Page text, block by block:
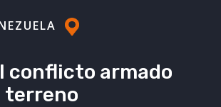
conflicto armado
terreno